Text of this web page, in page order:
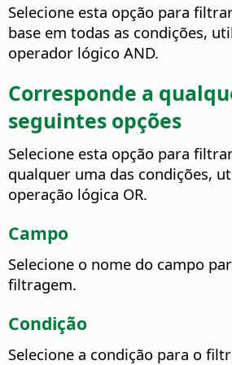
Selecione esta opção para
base em todas as condições,
operador lógico AND.
Corresponde a
seguintes opções
Selecione esta opção para
qualquer uma das condições,
operação lógica OR.
Campo
Selecione o nome do campo
filtragem.
Condição
Selecione a condição para o